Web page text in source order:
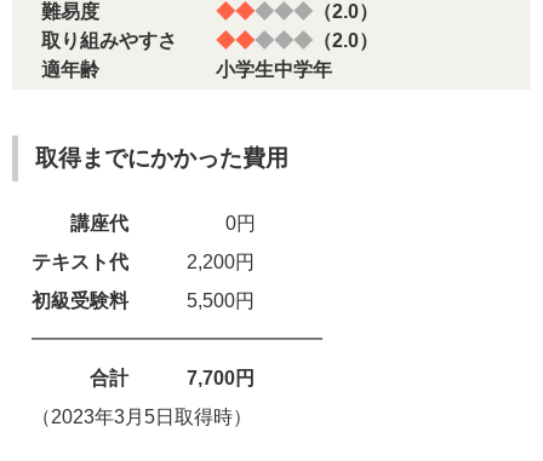
難易度 ◆◆◆◆◆ （2.0）
取り組みやすさ ◆◆◆◆◆ （2.0）
適年齢 小学生中学年
取得までにかかった費用
講座代 0円
テキスト代 2,200円
初級受験料5,500円
━━━━━━━━━━━━━━━
合計 7,700円
（2023年3月5日取得時）